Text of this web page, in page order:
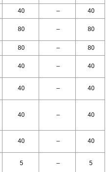
40 – 40
80 – 80
80 – 80
40 – 40
40 – 40
40 – 40
40 – 40
5 – 5